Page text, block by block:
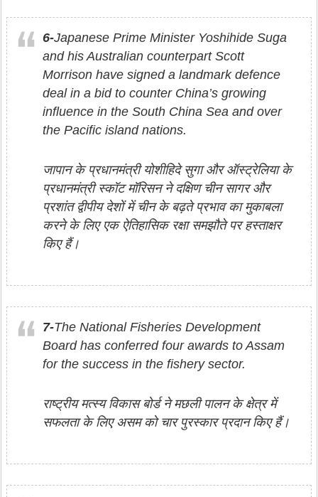
6-Japanese Prime Minister Yoshihide Suga
and his Australian counterpart Scott
Morrison have signed a landmark defence
deal in a bid to counter China’s growing
influence in the South China Sea and over
the Pacific island nations.
जापान के प्रधानमंत्री योशीहिदे सुगा और ऑस्ट्रेलिया के
प्रधानमंत्री स्कॉट मॉरिसन ने दक्षिण चीन सागर और
प्रशांत द्वीपीय देशों में चीन के बढ़ते प्रभाव का मुकाबला
करने के लिए एक ऐतिहासिक रक्षा समझौते पर हस्ताक्षर
किए हैं।
7-The National Fisheries Development
Board has conferred four awards to Assam
for the success in the fishery sector.
राष्ट्रीय मत्स्य विकास बोर्ड ने मछली पालन के क्षेत्र में
सफलता के लिए असम को चार पुरस्कार प्रदान किए हैं।